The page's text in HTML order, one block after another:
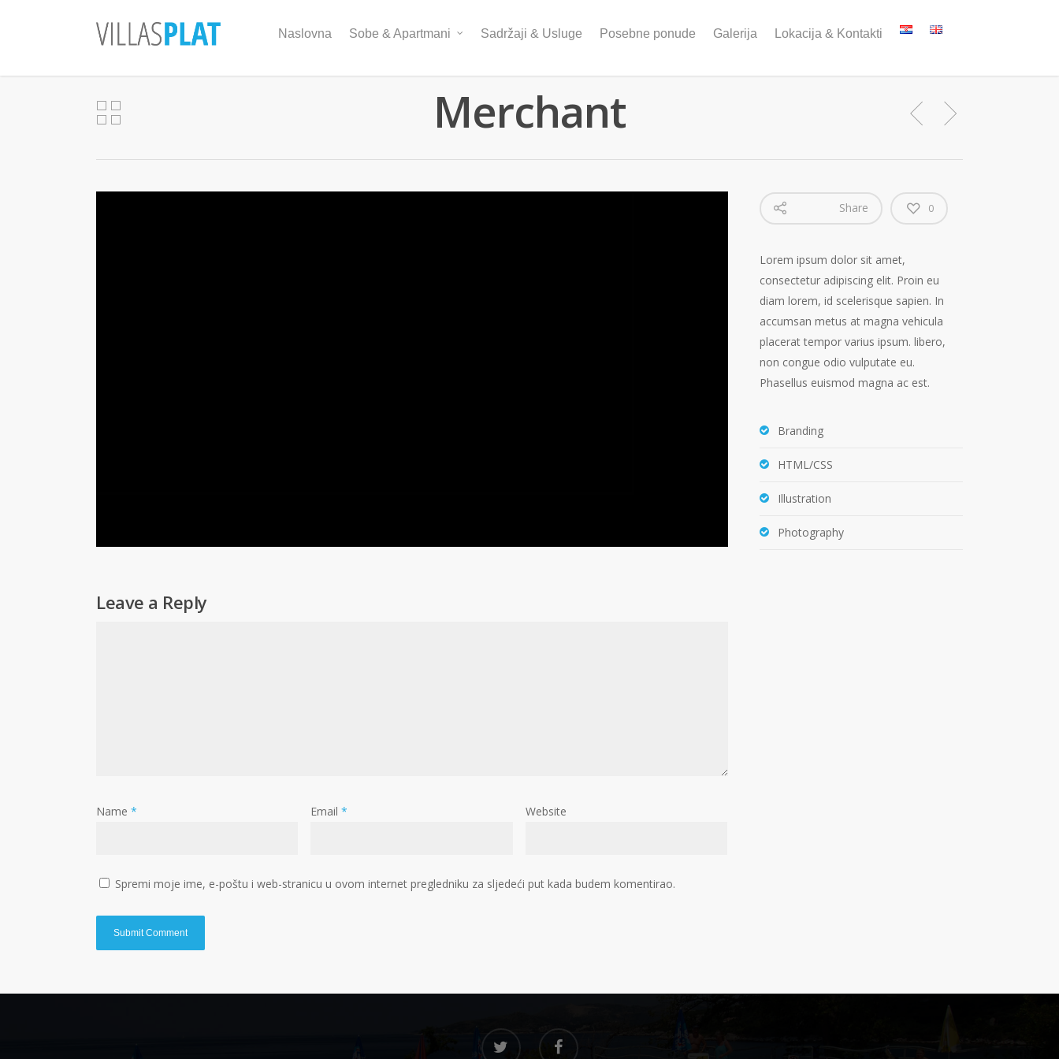
Naslovna Sobe & Apartmani Sadržaji & Usluge Posebne ponude Galerija Lokacija & Kontakti
Merchant
Leave a Reply
Name * Email* Website
Spremi moje ime, e-poštu i web-stranicu u ovom internet pregledniku za sljedeći put kada budem komentirao.
Share 0
Lorem ipsum dolor sit amet,
consectetur adipiscing elit. Proin eu
diam lorem, id scelerisque sapien. In
accumsan metus at magna vehicula
placerat tempor varius ipsum. libero,
non congue odio vulputate eu.
Phasellus euismod magna ac est.
Branding
HTML/CSS
Illustration
Photography